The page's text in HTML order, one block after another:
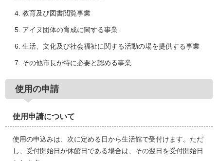
教育及び図書閲覧事業
アイヌ団体の育成に関する事業
生活、文化及び社会福祉に関する活動の場を提供する事業
その他市長が特に必要と認める事業
使用の申請
使用申請について
使用の申込みは、次に定める日から生活館で受付けます。ただ
し、受付開始日が休館日である場合は、その翌日を受付開始日